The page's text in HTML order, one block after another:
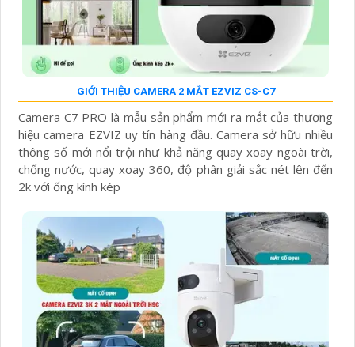
GIỚI THIỆU CAMERA 2 MẮT EZVIZ CS-C7
Camera C7 PRO là mẫu sản phẩm mới ra mắt của thương
hiệu camera EZVIZ uy tín hàng đầu. Camera sở hữu nhiều
thông số mới nổi trội như khả năng quay xoay ngoài trời,
chống nước, quay xoay 360, độ phân giải sắc nét lên đến
2k với ống kính kép